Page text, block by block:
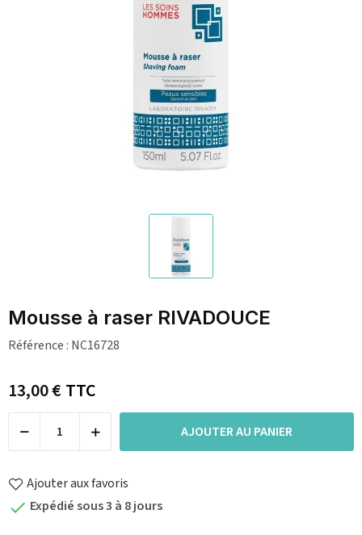
Mousse à raser RIVADOUCE
Référence : NC16728
13,00 €TTC
AJOUTER AU PANIER
Ajouter aux favoris
 Expédié sous 3 à 8 jours